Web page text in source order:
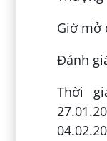
Giờ mở
Đánh
Thời